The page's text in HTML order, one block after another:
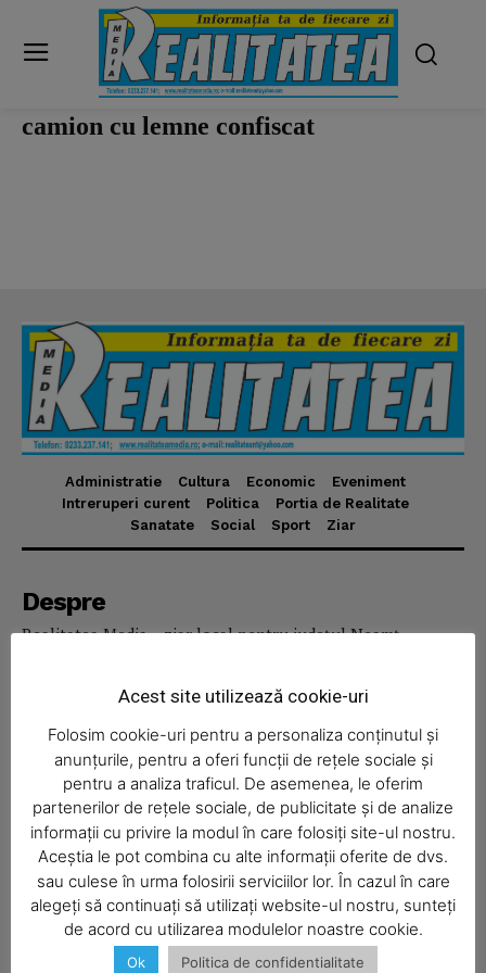
News Week
SUBSCRIBE NOW
camion cu lemne confiscat
Administratie Cultura Economic
Eveniment
Intreruperi curent
Politica
Portia de Realitate
Sanatate
Social Sport Ziar
Despre
Realitatea Media – ziar local pentru județul Neamț,
Economic
Acasă
Economic
Politica
Acest site utilizează cookie-uri
Folosim cookie-uri pentru a personaliza conținutul și
anunțurile, pentru a oferi funcții de rețele sociale și
pentru a analiza traficul. De asemenea, le oferim
partenerilor de rețele sociale, de publicitate și de analize
informații cu privire la modul în care folosiți site-ul nostru.
Aceștia le pot combina cu alte informații oferite de dvs.
sau culese în urma folosirii serviciilor lor. În cazul în care
alegeți să continuați să utilizați website-ul nostru, sunteți
de acord cu utilizarea modulelor noastre cookie.
Ok Politica de confidentialitate